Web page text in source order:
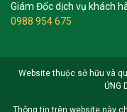
Giám Đốc dịch vụ khách
0988 954 675
Website thuộc sở hữu và
ỨNG
Thông tin trên website này